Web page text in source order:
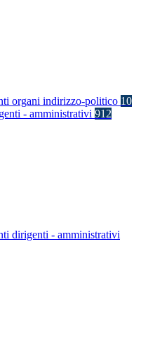
organi indirizzo-politico 10
- amministrativi 912
dirigenti - amministrativi